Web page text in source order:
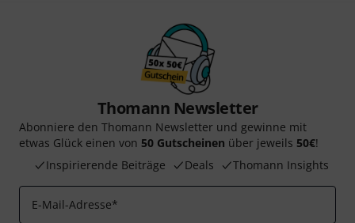
Thomann Newsletter
Abonniere den Thomann Newsletter und gewinne mit
etwas Glück einen von 50 Gutscheinen über jeweils 50€!
Inspirierende Beiträge
Deals Thomann Insights
E-Mail-Adresse*